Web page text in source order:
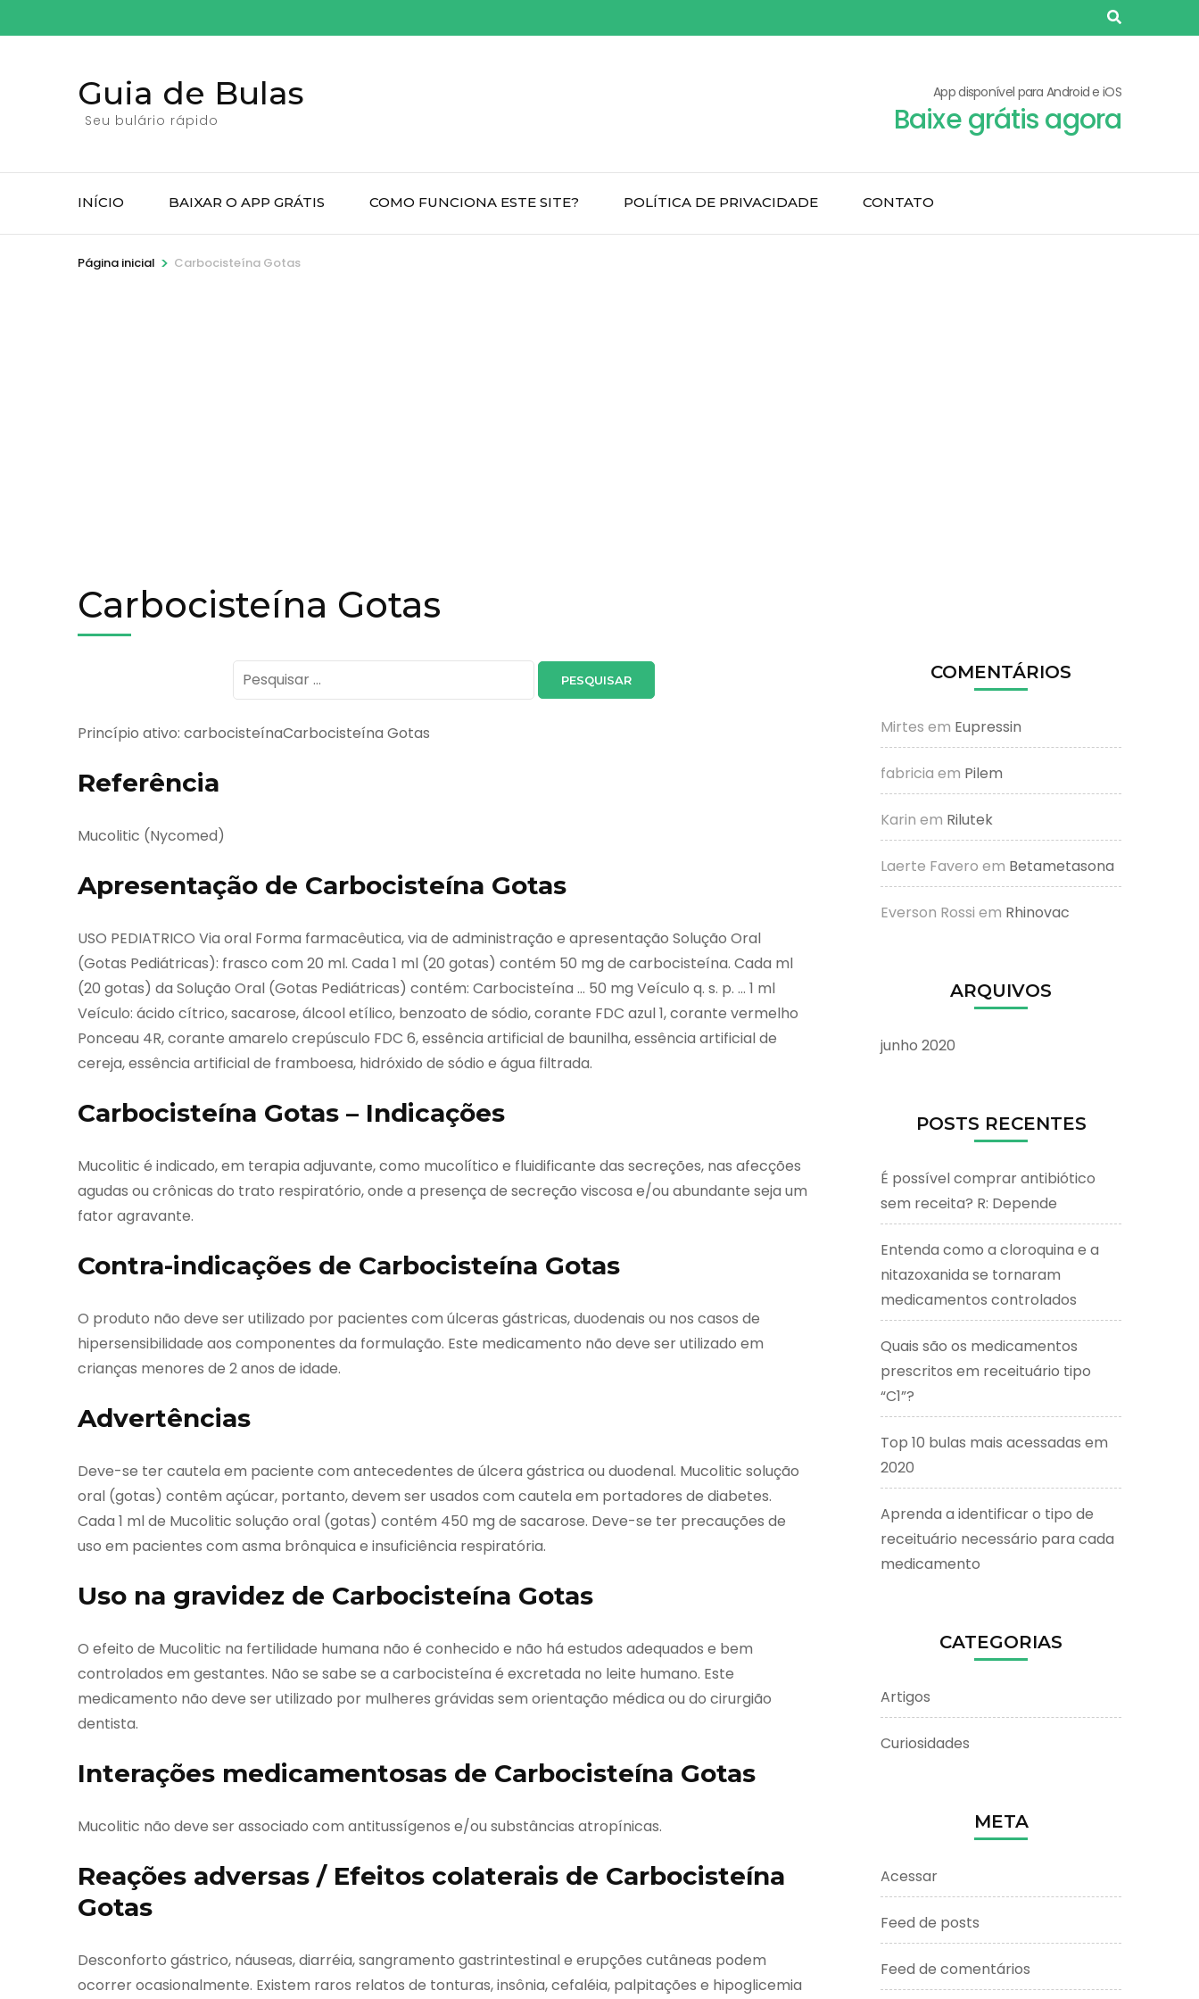
para
Guia de Bulas
Seu bulário rápido
App disponível para Android e iOS
Baixe grátis agora
INÍCIO BAIXAR O APP GRÁTIS COMO FUNCIONA ESTE SITE? POLÍTICA DE PRIVACIDADE CONTATO
Página inicial > Carbocisteína Gotas
Carbocisteína Gotas
Pesquisar
por:
Princípio ativo: carbocisteínaCarbocisteína Gotas
Referência
Mucolitic (Nycomed)
Apresentação de Carbocisteína Gotas
USO PEDIATRICO Via oral Forma farmacêutica, via de administração e apresentação Solução Oral
(Gotas Pediátricas): frasco com 20 ml. Cada 1 ml (20 gotas) contém 50 mg de carbocisteína. Cada ml
(20 gotas) da Solução Oral (Gotas Pediátricas) contém: Carbocisteína … 50 mg Veículo q. s. p. … 1 ml
Veículo: ácido cítrico, sacarose, álcool etílico, benzoato de sódio, corante FDC azul 1, corante vermelho
Ponceau 4R, corante amarelo crepúsculo FDC 6, essência artificial de baunilha, essência artificial de
cereja, essência artificial de framboesa, hidróxido de sódio e água filtrada.
Carbocisteína Gotas – Indicações
Mucolitic é indicado, em terapia adjuvante, como mucolítico e fluidificante das secreções, nas afecções
agudas ou crônicas do trato respiratório, onde a presença de secreção viscosa e/ou abundante seja um
fator agravante.
Contra-indicações de Carbocisteína Gotas
O produto não deve ser utilizado por pacientes com úlceras gástricas, duodenais ou nos casos de
hipersensibilidade aos componentes da formulação. Este medicamento não deve ser utilizado em
crianças menores de 2 anos de idade.
Advertências
Deve-se ter cautela em paciente com antecedentes de úlcera gástrica ou duodenal. Mucolitic solução
oral (gotas) contêm açúcar, portanto, devem ser usados com cautela em portadores de diabetes.
Cada 1 ml de Mucolitic solução oral (gotas) contém 450 mg de sacarose. Deve-se ter precauções de
uso em pacientes com asma brônquica e insuficiência respiratória.
Uso na gravidez de Carbocisteína Gotas
O efeito de Mucolitic na fertilidade humana não é conhecido e não há estudos adequados e bem
controlados em gestantes. Não se sabe se a carbocisteína é excretada no leite humano. Este
medicamento não deve ser utilizado por mulheres grávidas sem orientação médica ou do cirurgião
dentista.
Interações medicamentosas de Carbocisteína Gotas
Mucolitic não deve ser associado com antitussígenos e/ou substâncias atropínicas.
Reações adversas / Efeitos colaterais de Carbocisteína
Gotas
Desconforto gástrico, náuseas, diarréia, sangramento gastrintestinal e erupções cutâneas podem
ocorrer ocasionalmente. Existem raros relatos de tonturas, insônia, cefaléia, palpitações e hipoglicemia
COMENTÁRIOS
Mirtes em Eupressin
fabricia em Pilem
Karin em Rilutek
Laerte Favero em Betametasona
Everson Rossi em Rhinovac
ARQUIVOS
junho 2020
POSTS RECENTES
É possível comprar antibiótico
sem receita? R: Depende
Entenda como a cloroquina e a
nitazoxanida se tornaram
medicamentos controlados
Quais são os medicamentos
prescritos em receituário tipo
“C1”?
Top 10 bulas mais acessadas em
2020
Aprenda a identificar o tipo de
receituário necessário para cada
medicamento
CATEGORIAS
Artigos
Curiosidades
META
Acessar
Feed de posts
Feed de comentários